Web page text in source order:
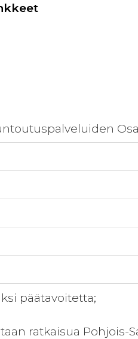
päätavoitetta;
ratkaisua